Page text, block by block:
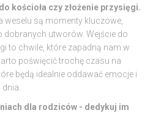
kościoła czy złożenie przysięgi.
weselu są momenty kluczowe,
utworów. Wejście do
to chwile, które zapadną nam w
poświęcić trochę czasu na
będą idealnie oddawać emocje i
dla rodziców - dedykuj im